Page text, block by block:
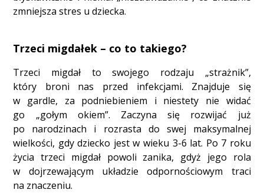
zmniejsza stres u dziecka.
Trzeci migdałek – co to takiego?
Trzeci migdał to swojego rodzaju „strażnik”,
który broni nas przed infekcjami. Znajduje się
w gardle, za podniebieniem i niestety nie widać
go „gołym okiem”. Zaczyna się rozwijać już
po narodzinach i rozrasta do swej maksymalnej
wielkości, gdy dziecko jest w wieku 3-6 lat. Po 7 roku
życia trzeci migdał powoli zanika, gdyż jego rola
w dojrzewającym układzie odpornościowym traci
na znaczeniu.